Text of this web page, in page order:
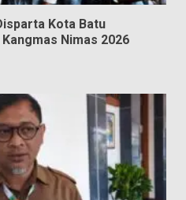
Kota Batu
Nimas 2026